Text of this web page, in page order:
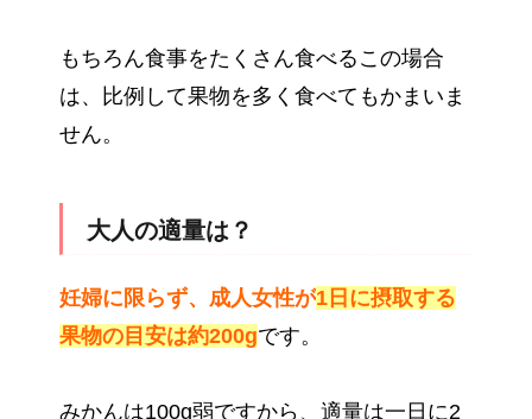
もちろん食事をたくさん食べるこの場合
は、比例して果物を多く食べてもかまいま
せん。
大人の適量は？
妊婦に限らず、成人女性が1日に摂取する
果物の目安は約200gです。
みかんは100g弱ですから、 適量は一日に2